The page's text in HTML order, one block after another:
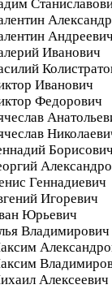
Иванович
Иванович
Федорович
Геннадиевич
Игоревич
Юрьевич
Владимирович
Алексеевич